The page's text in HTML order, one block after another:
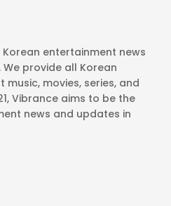
entertainment news
provide all Korean
movies, series, and
Vibrance aims to be the
news and updates in